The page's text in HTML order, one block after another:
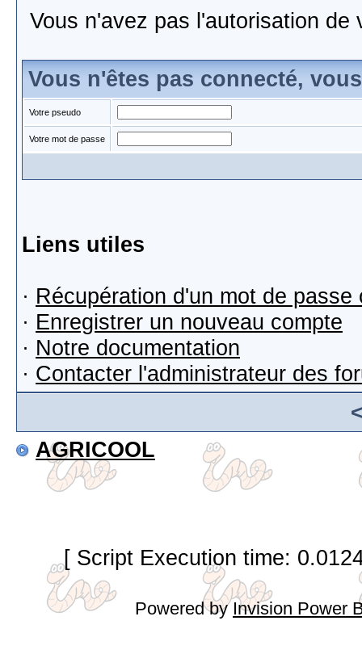
Vous n'avez pas l'autorisation de
Vous n'êtes pas connecté,
Votre pseudo
Votre mot de passe
Liens utiles
· Récupération d'un mot de passe
· Enregistrer un nouveau compte
· Notre documentation
· Contacter l'administrateur des
AGRICOOL
[ Script Execution time:
Powered byInvision Power